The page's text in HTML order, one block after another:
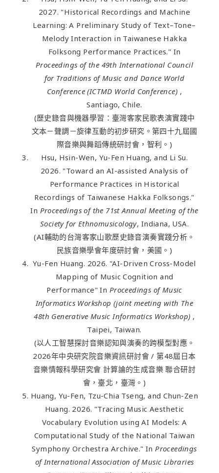
2027. "Historical Recordings and Machine
Learning: A Preliminary Study of Text–Tone–
Melody Interaction in Taiwanese Hakka
Folksong Performance Practices." In
Proceedings of the 49th International Council
for Traditions of Music and Dance World
Conference (ICTMD World Conference) ,
Santiago, Chile.
(歷史錄音與機器學習：臺灣客家民歌表演實踐中
文本－聲調－旋律互動的初步研究。第四十九屆國
際音樂與舞蹈傳統研討會，智利。)
Hsu, Hsin-Wen, Yu-Fen Huang, and Li Su.
2026. "Toward an AI-assisted Analysis of
Performance Practices in Historical
Recordings of Taiwanese Hakka Folksongs."
In Proceedings of the 71st Annual Meeting of the
Society for Ethnomusicology, Indiana, USA.
(AI輔助的台灣客家山歌歷史錄音演奏實踐分析。
民族音樂學會年度研討會，美國。)
Yu-Fen Huang. 2026. "AI-Driven Cross-Model
Mapping of Music Cognition and
Performance" In Proceedings of Music
Informatics Workshop (joint meeting with The
48th Generative Music Informatics Workshop) ,
Taipei, Taiwan.
(以人工智慧探討音樂認知與演奏的跨模型對應。
2026年中央研究院音樂資訊研討會 / 第48屆日本
音樂情報科學研究會 計算論的生成音樂 聯合研討
會，臺北，臺灣。)
Huang, Yu-Fen, Tzu-Chia Tseng, and Chun-Zen
Huang. 2026. "Tracing Music Aesthetic
Vocabulary Evolution using AI Models: A
Computational Study of the National Taiwan
Symphony Orchestra Archive." InProceedings
of International Association of Music Libraries